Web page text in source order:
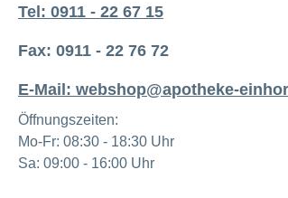
Tel: 0911 - 22 67 15
Fax: 0911 - 22 76 72
E-Mail: webshop@apotheke-
Öffnungszeiten:
Mo-Fr: 08:30 - 18:30 Uhr
Sa: 09:00 - 16:00 Uhr